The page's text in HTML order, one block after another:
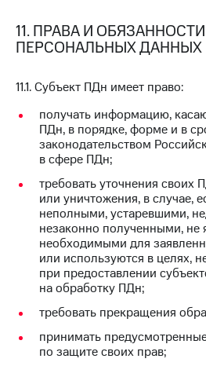
11. ПРАВА И
ПЕРСОНАЛЬНЫХ ДАННЫХ
11.1. Субъект ПДн имеет право:
получать информацию,
ПДн, в порядке, форме и в
законодательством
в сфере ПДн;
требовать уточнения своих
или уничтожения, в случае,
неполными, устаревшими,
незаконно полученными, не
необходимыми для
или используются в целях,
при предоставлении
на обработку ПДн;
требовать прекращения
принимать
по защите своих прав;